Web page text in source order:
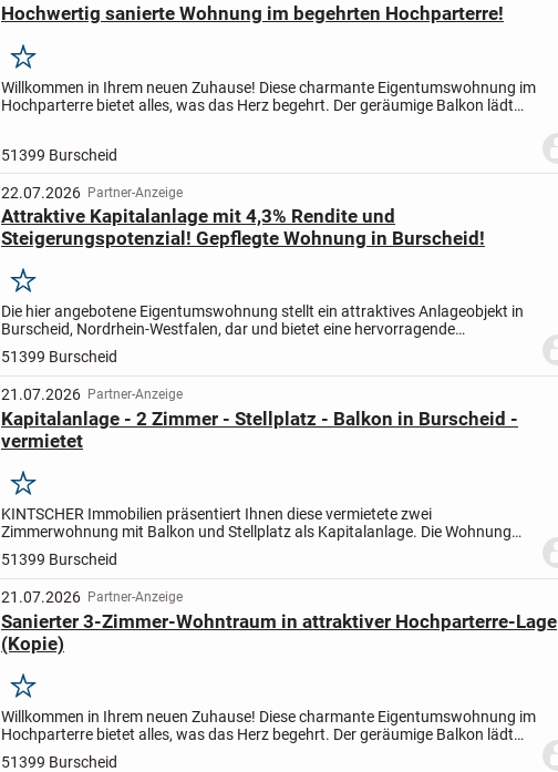
Hochwertig sanierte Wohnung im begehrten Hochparterre!
Merken
Willkommen in Ihrem neuen Zuhause! Diese charmante Eigentumswohnung im
Hochparterre bietet alles, was das Herz begehrt. Der geräumige Balkon lädt
51399 Burscheid
22.07.2026 Partner-Anzeige
Attraktive Kapitalanlage mit 4,3% Rendite und
Steigerungspotenzial! Gepflegte Wohnung in Burscheid!
Merken
Die hier angebotene Eigentumswohnung stellt ein attraktives Anlageobjekt in
Burscheid, Nordrhein-Westfalen, dar und bietet eine hervorragende
Gelegenheit für Investoren, die Wert auf solide Renditen...
51399 Burscheid
21.07.2026 Partner-Anzeige
Kapitalanlage - 2 Zimmer - Stellplatz - Balkon in Burscheid -
vermietet
Merken
KINTSCHER Immobilien präsentiert Ihnen diese vermietete zwei
Zimmerwohnung mit Balkon und Stellplatz als Kapitalanlage. Die Wohnung
befindet sich in einem gepflegten Mehrparteienhaus mit 8 Einheiten...
51399 Burscheid
21.07.2026 Partner-Anzeige
Sanierter 3-Zimmer-Wohntraum in attraktiver Hochparterre-Lage
(Kopie)
Merken
Willkommen in Ihrem neuen Zuhause! Diese charmante Eigentumswohnung im
Hochparterre bietet alles, was das Herz begehrt. Der geräumige Balkon lädt
zum Verweilen im Freien ein und bietet ausreichend...
51399 Burscheid